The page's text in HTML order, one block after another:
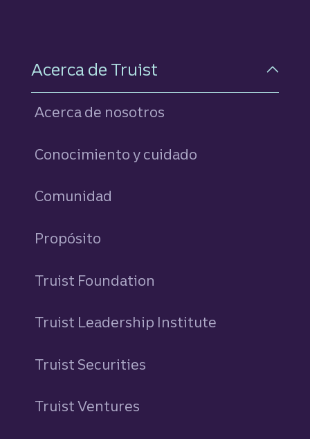
Acerca de Truist
Acerca de nosotros
Conocimiento y cuidado
Comunidad
Propósito
Truist Foundation
Truist Leadership Institute
Truist Securities
Truist Ventures